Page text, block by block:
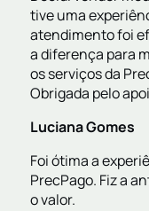
tive uma
atendimento foi
a diferença para
os serviços da
Obrigada pelo
Luciana Gomes
Foi ótima a
PrecPago. Fiz a
o valor.